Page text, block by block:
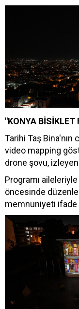
"KONYA BİSİKLET
Tarihi Taş Bina'nın
video mapping
drone şovu,
Programı
öncesinde
memnuniyeti ifade